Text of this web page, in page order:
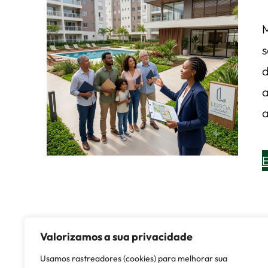
Valorizamos a sua privacidade
Usamos rastreadores (cookies) para melhorar sua